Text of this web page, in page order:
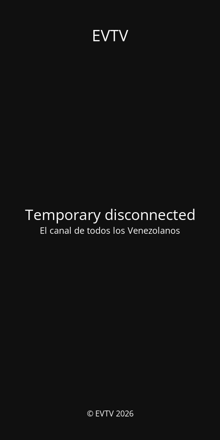
EVTV
Temporary disconnected
El canal de todos los Venezolanos
© EVTV 2026